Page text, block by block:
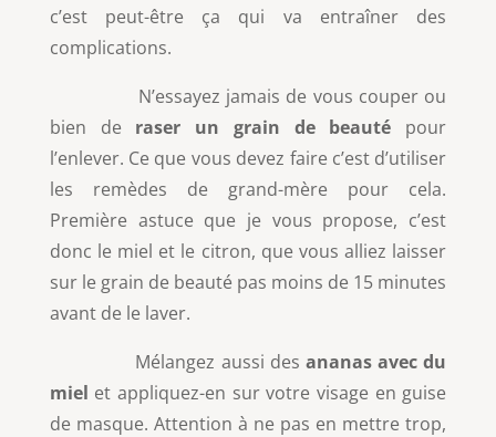
c’est peut-être ça qui va entraîner des
complications.
N’essayez jamais de vous couper ou
bien de raser un grain de beauté pour
l’enlever. Ce que vous devez faire c’est d’utiliser
les remèdes de grand-mère pour cela.
Première astuce que je vous propose, c’est
donc le miel et le citron, que vous alliez laisser
sur le grain de beauté pas moins de 15 minutes
avant de le laver.
Mélangez aussi des ananas avec du
miel et appliquez-en sur votre visage en guise
de masque. Attention à ne pas en mettre trop,